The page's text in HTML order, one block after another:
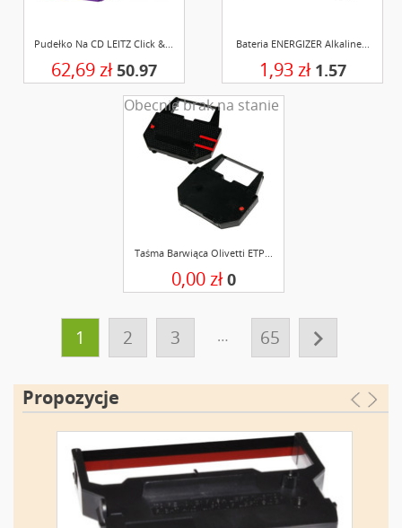
Pudełko Na CD LEITZ Click &...
62,69 zł 50.97
Bateria ENERGIZER Alkaline...
1,93 zł 1.57
Taśma Barwiąca Olivetti ETP...
0,00 zł 0
Obecnie brak na stanie
1 2 3 … 65 
Propozycje